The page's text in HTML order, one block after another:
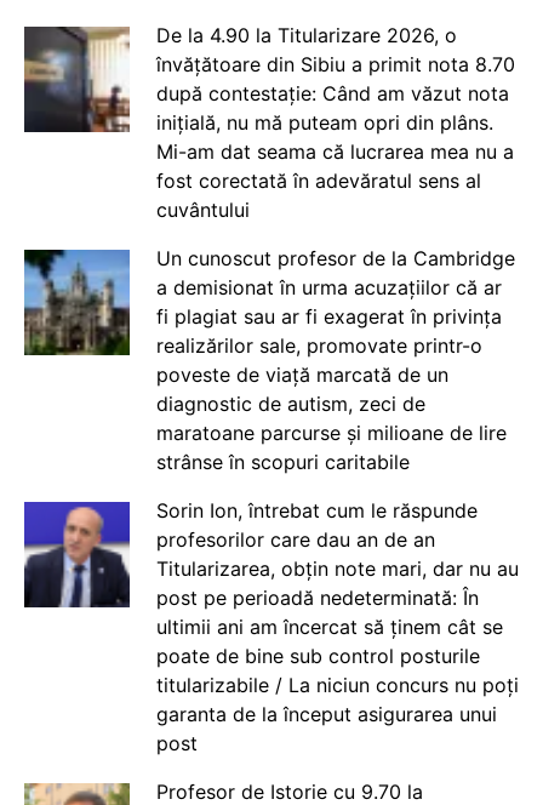
De la 4.90 la Titularizare 2026, o
învățătoare din Sibiu a primit nota 8.70
după contestație: Când am văzut nota
inițială, nu mă puteam opri din plâns.
Mi-am dat seama că lucrarea mea nu a
fost corectată în adevăratul sens al
cuvântului
Un cunoscut profesor de la Cambridge
a demisionat în urma acuzațiilor că ar
fi plagiat sau ar fi exagerat în privința
realizărilor sale, promovate printr-o
poveste de viață marcată de un
diagnostic de autism, zeci de
maratoane parcurse și milioane de lire
strânse în scopuri caritabile
Sorin Ion, întrebat cum le răspunde
profesorilor care dau an de an
Titularizarea, obțin note mari, dar nu au
post pe perioadă nedeterminată: În
ultimii ani am încercat să ținem cât se
poate de bine sub control posturile
titularizabile / La niciun concurs nu poți
garanta de la început asigurarea unui
post
Profesor de Istorie cu 9.70 la